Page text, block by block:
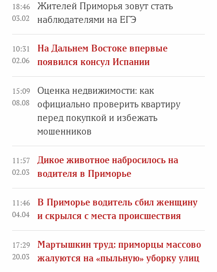
18:46
03.02
Жителей Приморья зовут стать
наблюдателями на ЕГЭ
10:31
02.06
На Дальнем Востоке впервые
появился консул Испании
15:09
08.08
Оценка недвижимости: как
официально проверить квартиру
перед покупкой и избежать
мошенников
11:57
02.03
Дикое животное набросилось на
водителя в Приморье
11:46
04.04
В Приморье водитель сбил женщину
и скрылся с места происшествия
17:29
20.03
Мартышкин труд: приморцы массово
жалуются на «пыльную» уборку улиц